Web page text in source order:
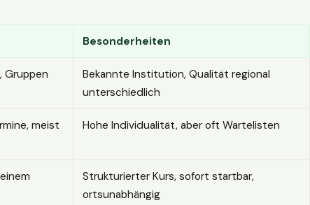
Besonderheiten
Gruppen
Bekannte Institution, Qualität regional
unterschiedlich
meist
Hohe Individualität, aber oft Wartelisten
Strukturierter Kurs, sofort startbar,
ortsunabhängig